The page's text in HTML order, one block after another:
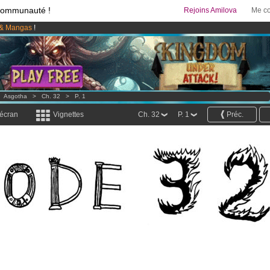
! Me
Rejoins Amilova
Mangas !
lancé!.
eurospar mois !Clique ici pour t'abonner
Asgotha > Ch. 32 > P. 1
Vignettes Préc.
P. 1
Ch. 32